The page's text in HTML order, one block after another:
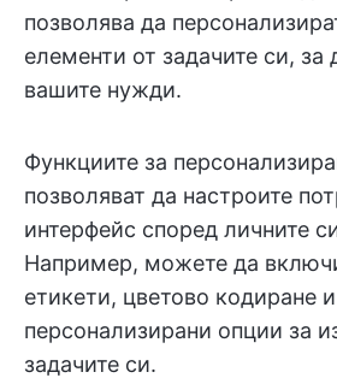
позволява да
елементи от задачите си, за
вашите нужди.
Функциите за
позволяват да настроите
интерфейс според личните
Например, можете да
етикети, цветово кодиране и
персонализирани опции за
задачите си.